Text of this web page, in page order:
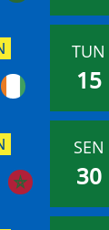
TUN
15
SEN
30